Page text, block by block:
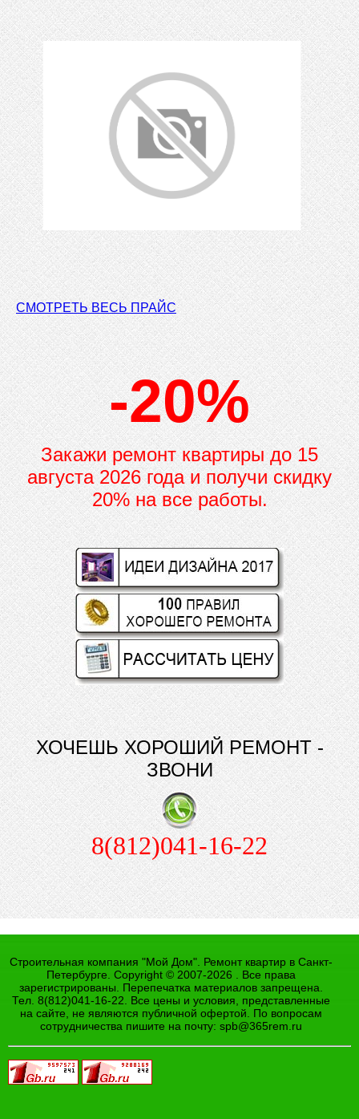
СМОТРЕТЬ ВЕСЬ ПРАЙС
-20%
Закажи ремонт квартиры до15
августа 2026 года и получи скидку
20% на все работы.
ХОЧЕШЬ ХОРОШИЙ РЕМОНТ -
ЗВОНИ
8(812)041-16-22
Строительная компания "Мой Дом". Ремонт квартир в Санкт-
Петербурге. Copyright © 2007-2026 . Все права
зарегистрированы. Перепечатка материалов запрещена.
Тел. 8(812)041-16-22. Все цены и условия, представленные
на сайте, не являются публичной офертой. По вопросам
сотрудничества пишите на почту: spb@365rem.ru